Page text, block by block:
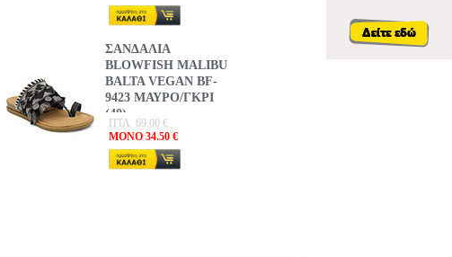
ΣΑΝΔΑΛΙΑ
BLOWFISH MALIBU
BALTA VEGAN BF-
9423 ΜΑΥΡΟ/ΓΚΡΙ
(40)
ΠΤΛ 69.00 €
MONO 34.50 €